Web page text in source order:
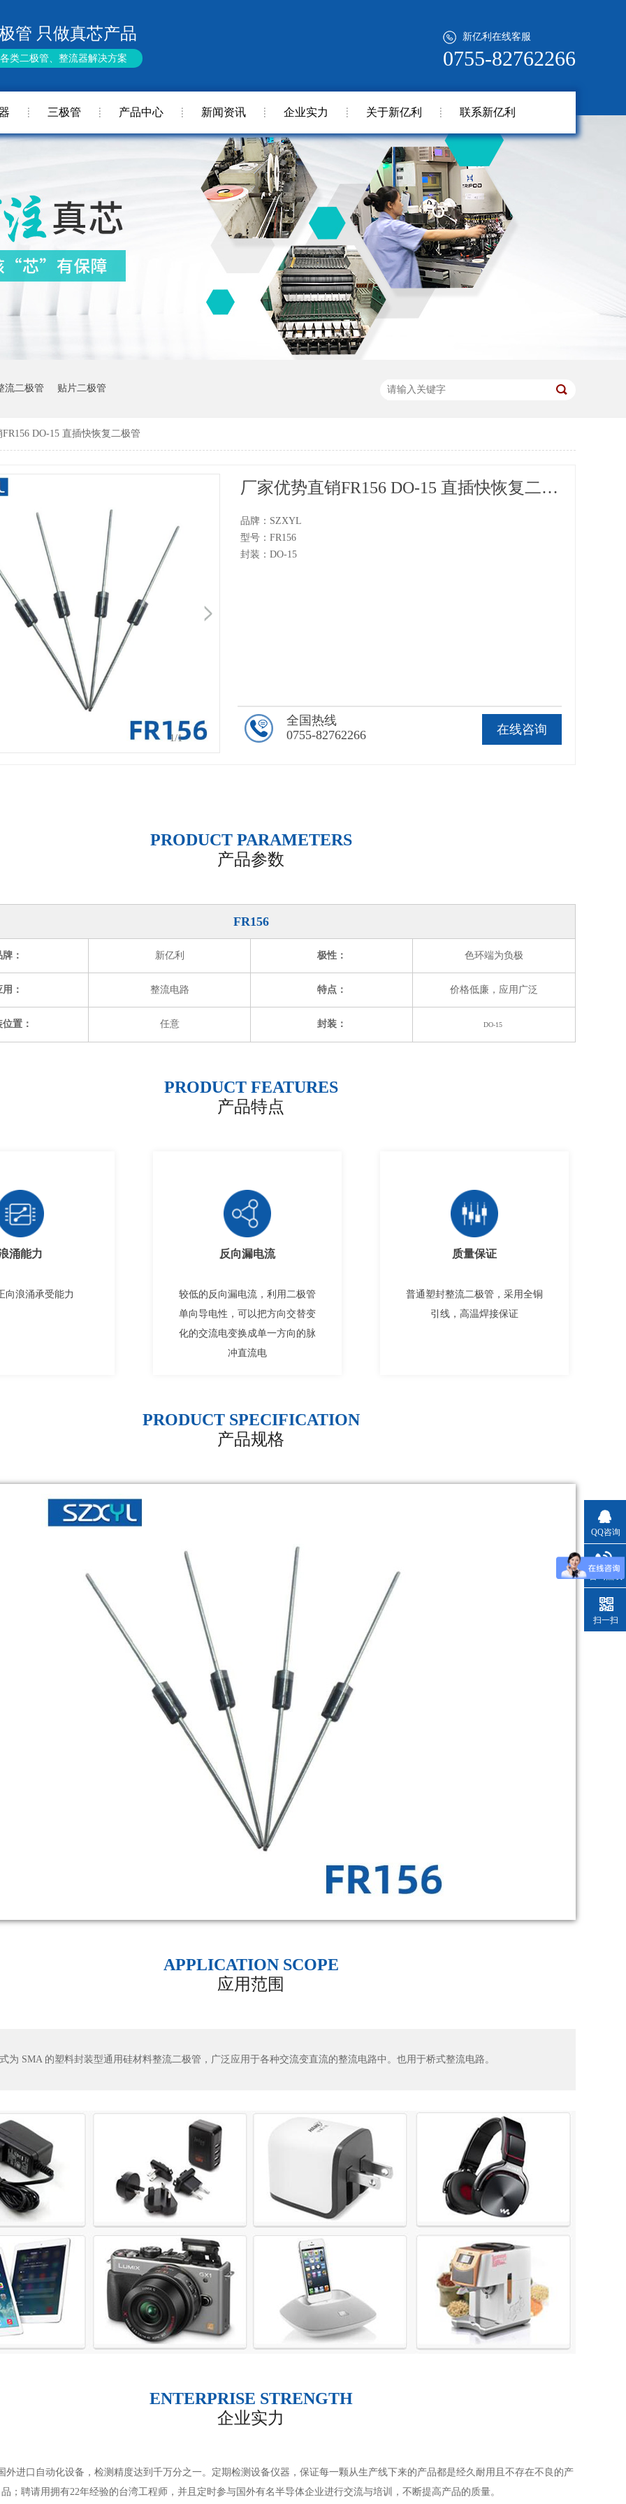
新亿利在线客服
0755-82762266
管 只做真芯产品
类二极管、整流器解决方案
三极管 产品中心 新闻资讯 企业实力 关于新亿利 联系新亿利
流二极管 贴片二极管
DO-15 直插快恢复二极管
1/1
厂家优势直销FR156 DO-15 直插快恢复二极管
品牌：SZXYL
型号：FR156
封装：DO-15
在线咨询
全国热线
0755-82762266
PRODUCT PARAMETERS
产品参数
FR156
： 新亿利 极性： 色环端为负极
： 整流电路 特点： 价格低廉，应用广泛
置： 任意 封装： DO-15
PRODUCT FEATURES
产品特点
涌能力
向浪涌承受能力
反向漏电流
较低的反向漏电流，利用二极管
单向导电性，可以把方向交替变
化的交流电变换成单一方向的脉
冲直流电
质量保证
普通塑封整流二极管，采用全铜
引线，高温焊接保证
PRODUCT SPECIFICATION
产品规格
APPLICATION SCOPE
应用范围
为 SMA 的塑料封装型通用硅材料整流二极管，广泛应用于各种交流变直流的整流电路中。也用于桥式整流电路。
ENTERPRISE STRENGTH
企业实力
外进口自动化设备，检测精度达到千万分之一。定期检测设备仪器，保证每一颗从生产线下来的产品都是经久耐用且不存在不良的产
品；聘请用拥有22年经验的台湾工程师，并且定时参与国外有名半导体企业进行交流与培训，不断提高产品的质量。
QQ咨询
扫一扫